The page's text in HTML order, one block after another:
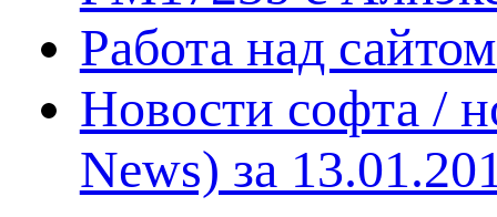
Работа над
Новости софта /
News) за